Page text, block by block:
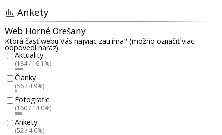
Ankety
Web Horné Orešany
Ktorá časť webu Vás najviac zaujíma? (možno označiť viac
odpovedí naraz)
Aktuality
(184 / 16.1%)
Články
(56 / 4.9%)
Fotografie
(160 / 14.0%)
Ankety
(52 / 4.6%)